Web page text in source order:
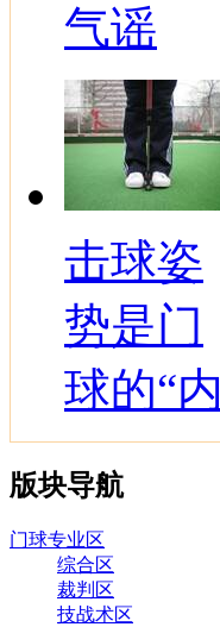
气谣
击球姿
势是门
球的“内
版块导航
门球专业区
综合区
裁判区
技战术区